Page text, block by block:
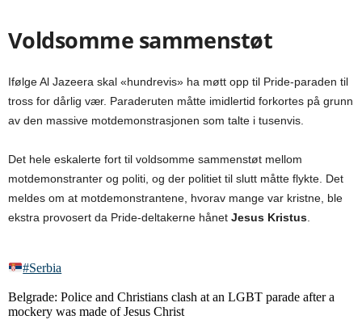
Voldsomme sammenstøt
Ifølge Al Jazeera skal «hundrevis» ha møtt opp til Pride-paraden til
tross for dårlig vær. Paraderuten måtte imidlertid forkortes på grunn
av den massive motdemonstrasjonen som talte i tusenvis.
Det hele eskalerte fort til voldsomme sammenstøt mellom
motdemonstranter og politi, og der politiet til slutt måtte flykte. Det
meldes om at motdemonstrantene, hvorav mange var kristne, ble
ekstra provosert da Pride-deltakerne hånet Jesus Kristus
#Serbia
Belgrade: Police and Christians clash at an LGBT parade after a
mockery was made of Jesus Christ